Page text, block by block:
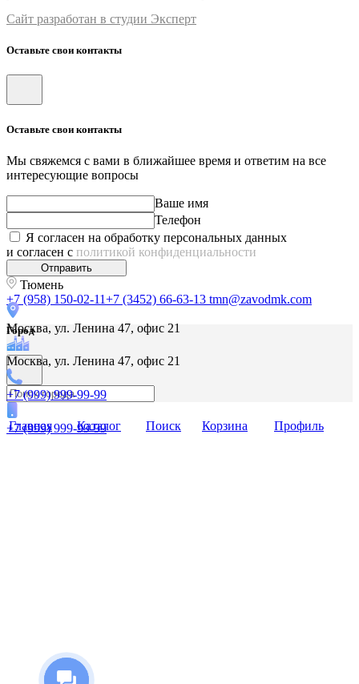
Москва, ул. Ленина 47, офис 21
Москва, ул. Ленина 47, офис 21
+7 (999) 999-99-99
+7 (999) 999-99-99
Сайт разработан в студии Эксперт
Оставьте свои контакты
Оставьте свои контакты
Мы свяжемся с вами в ближайшее время и ответим на все
интересующие вопросы
Ваше имя
Телефон
Я согласен на обработку персональных данных
и согласен с политикой конфиденциальности
Отправить
Тюмень
+7 (958) 150-02-11+7 (3452) 66-63-13 tmn@zavodmk.com
Город
Главная Каталог Поиск Корзина Профиль